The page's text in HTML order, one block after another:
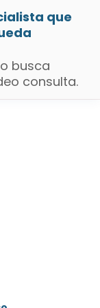
que
busca
consulta.